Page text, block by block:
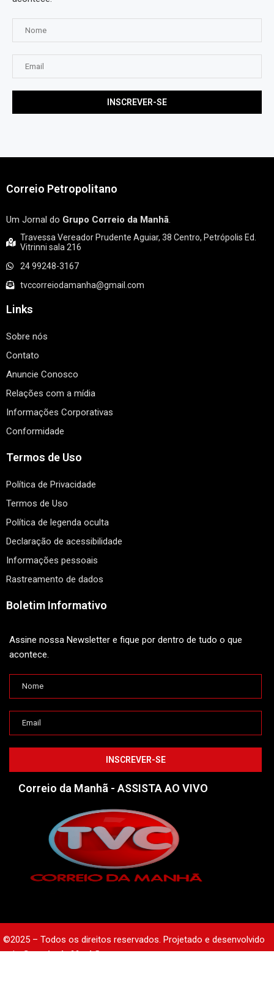
Correio Petropolitano
Um Jornal do Grupo Correio da Manhã.
Travessa Vereador Prudente Aguiar, 38 Centro, Petrópolis Ed.
Vitrinni sala 216
24 99248-3167
tvccorreiodamanha@gmail.com
Links
Sobre nós
Contato
Anuncie Conosco
Relações com a mídia
Informações Corporativas
Conformidade
Termos de Uso
Política de Privacidade
Termos de Uso
Política de legenda oculta
Declaração de acessibilidade
Informações pessoais
Rastreamento de dados
Boletim Informativo
Assine nossa Newsletter e fique por dentro de tudo o que
acontece.
Correio da Manhã - ASSISTA AO VIVO
©2025 – Todos os direitos reservados. Projetado e desenvolvido
peloCorreio da Manhã.